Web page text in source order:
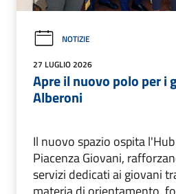
NOTIZIE
27 LUGLIO 2026
Apre il nuovo polo per i
Alberoni
Il nuovo spazio ospita
Piacenza Giovani,
servizi dedicati ai giovani